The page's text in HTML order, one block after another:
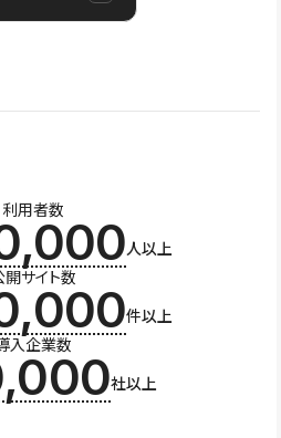
利用者数
人以上
開サイト数
件以上
入企業数
社以上